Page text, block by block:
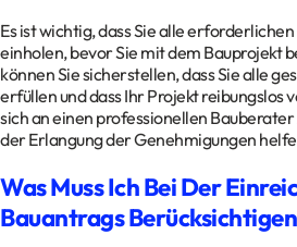
Es ist wichtig, dass Sie alle
einholen, bevor Sie mit dem Bauprojekt
können Sie sicherstellen, dass Sie alle
erfüllen und dass Ihr Projekt reibungslos
sich an einen professionellen
der Erlangung der Genehmigungen
Was Muss Ich Bei Der
Bauantrags